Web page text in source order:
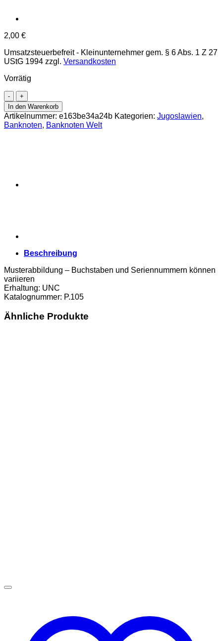
2,00 €
Umsatzsteuerbefreit - Kleinunternehmer gem. § 6 Abs. 1 Z 27
UStG 1994 zzgl. Versandkosten
Vorrätig
Jugoslawien
-
100
Dinara
1.6.1990,
In den Warenkorb
Artikelnummer: e163be34a24b Kategorien: Jugoslawien,
Banknoten, Banknoten Welt
Beschreibung
Musterabbildung – Buchstaben und Seriennummern können
variieren
Erhaltung: UNC
Katalognummer: P.105
Ähnliche Produkte